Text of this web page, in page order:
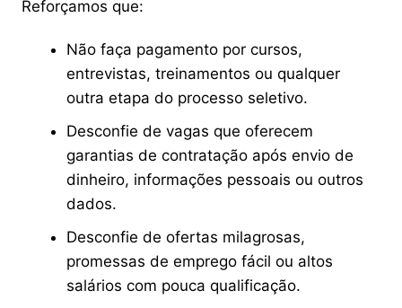
Reforçamos que:
Não faça pagamento por cursos,
entrevistas, treinamentos ou qualquer
outra etapa do processo seletivo.
Desconfie de vagas que oferecem
garantias de contratação após envio de
dinheiro, informações pessoais ou outros
dados.
Desconfie de ofertas milagrosas,
promessas de emprego fácil ou altos
salários com pouca qualificação.